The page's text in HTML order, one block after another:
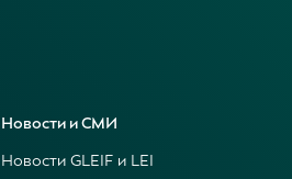
Новости и СМИ
Новости GLEIF и LEI